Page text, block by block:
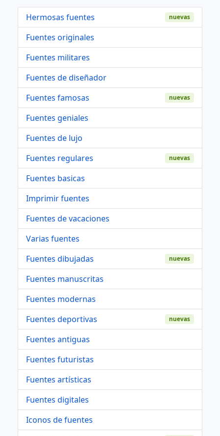
Hermosas fuentes nuevas
Fuentes originales
Fuentes militares
Fuentes de diseñador
Fuentes famosas
nuevas
Fuentes geniales
Fuentes de lujo
Fuentes regulares
nuevas
Fuentes basicas
Imprimir fuentes
Fuentes de vacaciones
Varias fuentes
Fuentes dibujadas
nuevas
Fuentes manuscritas
Fuentes modernas
Fuentes deportivas
nuevas
Fuentes antiguas
Fuentes futuristas
Fuentes artísticas
Fuentes digitales
Iconos de fuentes